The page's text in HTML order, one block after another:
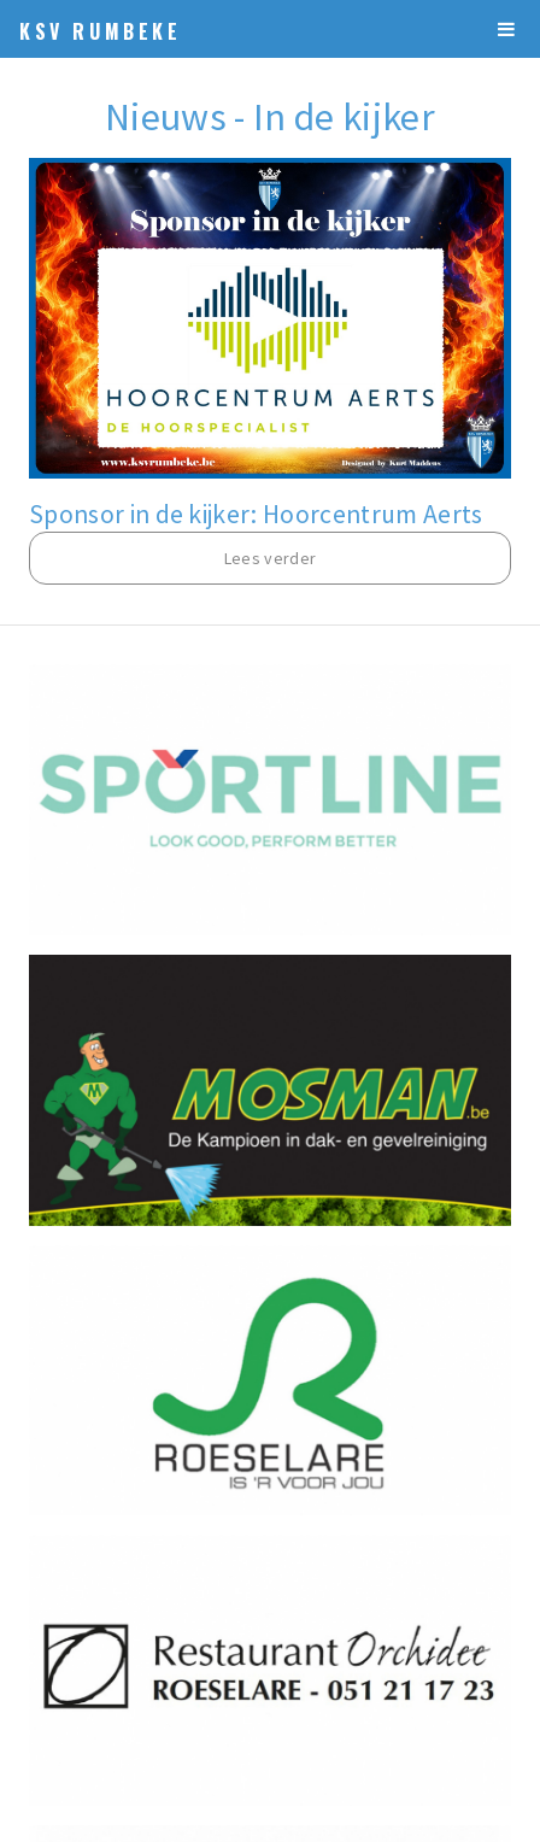
KSV RUMBEKE
Nieuws - In de kijker
Sponsor in de kijker: Hoorcentrum Aerts
Lees verder